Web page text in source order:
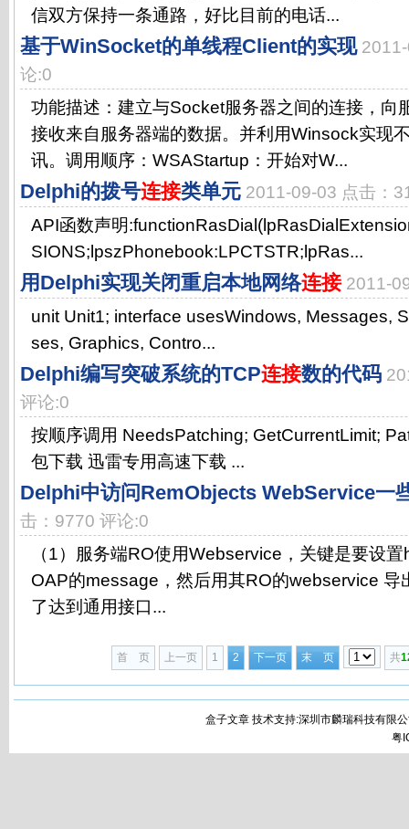
信双方保持一条通路，好比目前的电话...
基于WinSocket的单线程Client的实现
论:0
功能描述：建立与Socket服务器之间的连接，向
接收来自服务器端的数据。并利用Winsock实现
讯。调用顺序：WSAStartup：开始对W...
Delphi的拨号连接类单元 2011-09-03 点击：
API函数声明
SIONS;lpszPhonebook:LPCTSTR;lpRas...
用Delphi实现关闭重启本地网络连接 2011-
unit Unit1; interface usesWindows, Messages,
ses, Graphics, Contro...
Delphi编写突破系统的TCP连接数的代码
评论:0
按顺序调用 NeedsPatching; GetCurrentLimit;
包下载 迅雷专用高速下载 ...
Delphi中访问RemObjects WebService一
击：9770 评论:0
（1）服务端RO使用Webservice，关键是要设
OAP的message，然后用其RO的webservice 导
了达到通用接口...
首 页 上一页 1 2 下一页 末 页 共
盒子文章 技术支持:深圳市麟瑞科技有限
粤